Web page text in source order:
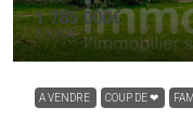
1 785 000€
5 930€
A VENDRE COUP DE ❤